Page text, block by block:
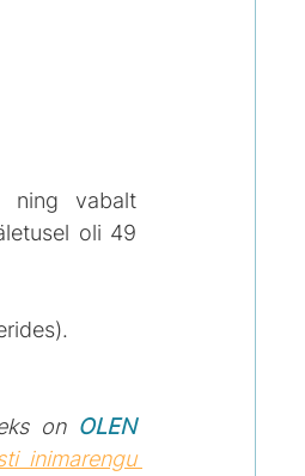
ning vabalt
oli 49
on OLEN
inimarengu